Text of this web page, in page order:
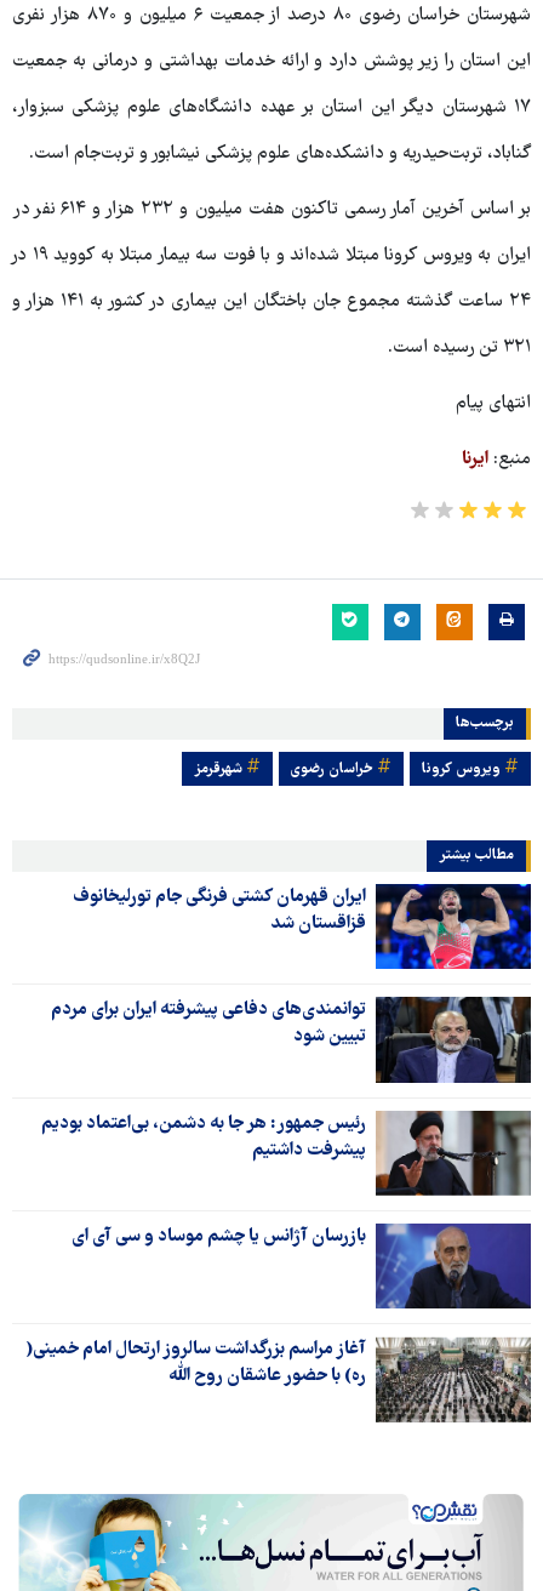
شهرستان خراسان رضوی ۸۰ درصد از جمعیت ۶ میلیون و ۸۷۰ هزار نفری
این استان را زیر پوشش دارد و ارائه خدمات بهداشتی و درمانی به جمعیت
۱۷ شهرستان دیگر این استان بر عهده دانشگاه‌های علوم پزشکی سبزوار،
گناباد، تربت‌حیدریه و دانشکده‌های علوم پزشکی نیشابور و تربت‌جام است.
بر اساس آخرین آمار رسمی تاکنون هفت میلیون و ۲۳۲ هزار و ۶۱۴ نفر در
ایران به ویروس کرونا مبتلا شده‌اند و با فوت سه بیمار مبتلا به کووید ۱۹ در
۲۴ ساعت گذشته مجموع جان باختگان این بیماری در کشور به ۱۴۱ هزار و
۳۲۱ تن رسیده است.
انتهای پیام
منبع: ایرنا
برچسب‌ها
ویروس کرونا خراسان رضوی شهرقرمز
مطالب بیشتر
ایران قهرمان کشتی فرنگی جام تورلیخانوف
قزاقستان شد
توانمندی‌های دفاعی پیشرفته ایران برای مردم
تبیین شود
رئیس جمهور: هر جا به دشمن، بی‌اعتماد بودیم
پیشرفت داشتیم
بازرسان آژانس یا چشم موساد و سی آی ای
آغاز مراسم بزرگداشت سالروز ارتحال امام خمینی(
ره) با حضور عاشقان روح الله